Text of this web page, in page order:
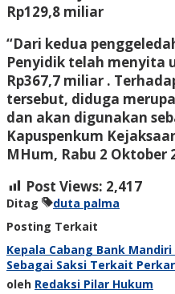
Rp129,8 miliar
“Dari kedua
Penyidik telah menyita
Rp367,7 miliar .
tersebut, diduga
dan akan digunakan
Kapuspenkum
MHum, Rabu 2 Oktober
Post Views: 2,417
Ditag
duta palma
Posting Terkait
Kepala Cabang Bank
Sebagai Saksi Terkait
oleh Redaksi Pilar Hukum